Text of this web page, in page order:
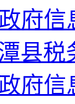
府信
县税
府信